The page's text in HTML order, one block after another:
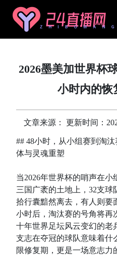
2026墨美加世界杯
小时内的恢
文章来源： 更新时间：
## 48小时，从小组赛到淘
体与灵魂重塑
当2026年世界杯的哨声在
三国广袤的土地上，32支
拾行囊黯然离去，有人则
小时后，淘汰赛的号角将再
十年世界足坛风云变幻的老
支志在夺冠的球队意味着什
限修复期，更是一场意志力